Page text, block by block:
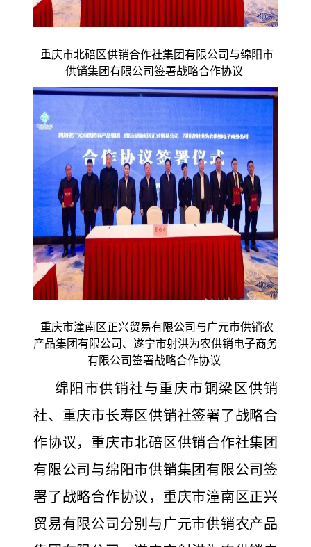
重庆市北碚区供销合作社集团有限公司与绵阳市
供销集团有限公司签署战略合作协议
重庆市潼南区正兴贸易有限公司与广元市供销农
产品集团有限公司、遂宁市射洪为农供销电子商务
有限公司签署战略合作协议
绵阳市供销社与重庆市铜梁区供销
社、重庆市长寿区供销社签署了战略合
作协议，重庆市北碚区供销合作社集团
有限公司与绵阳市供销集团有限公司签
署了战略合作协议，重庆市潼南区正兴
贸易有限公司分别与广元市供销农产品